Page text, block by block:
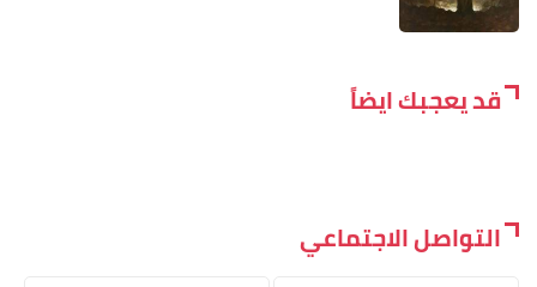
قد يعجبك ايضاً
التواصل الاجتماعي